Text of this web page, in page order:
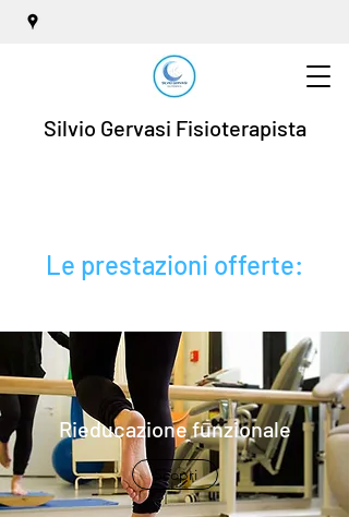
Silvio Gervasi Fisioterapista
Le prestazioni offerte:
Rieducazione funzionale
Scopri